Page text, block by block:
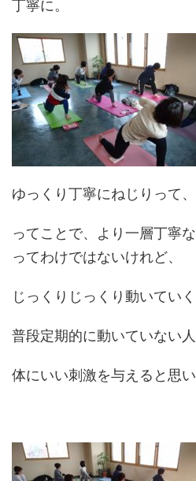
丁寧に。
ゆっくり丁寧にねじりって
ってことで、より一層丁寧
ってわけではないけれど、
じっくりじっくり動いていく
普段定期的に動いていない人
体にいい刺激を与えると思い